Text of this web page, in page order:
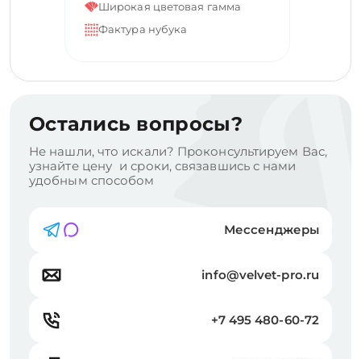
Широкая цветовая гамма
Фактура нубука
Остались вопросы?
Не нашли, что искали? Проконсультируем Вас,
узнайте цену и сроки, связавшись с нами
удобным способом
Мессенджеры
info@velvet-pro.ru
+7 495 480-60-72